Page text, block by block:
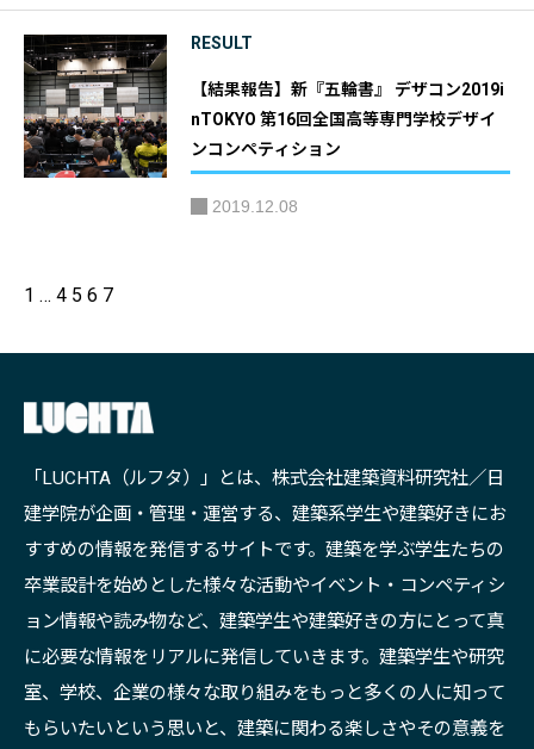
RESULT
【結果報告】新『五輪書』 デザコン2019i
nTOKYO 第16回全国高等専門学校デザイ
ンコンペティション
2019.12.08
1 … 4 5 6 7
「LUCHTA（ルフタ）」とは、株式会社建築資料研究社／日
建学院が企画・管理・運営する、建築系学生や建築好きにお
すすめの情報を発信するサイトです。建築を学ぶ学生たちの
卒業設計を始めとした様々な活動やイベント・コンペティシ
ョン情報や読み物など、建築学生や建築好きの方にとって真
に必要な情報をリアルに発信していきます。建築学生や研究
室、学校、企業の様々な取り組みをもっと多くの人に知って
もらいたいという思いと、建築に関わる楽しさやその意義を